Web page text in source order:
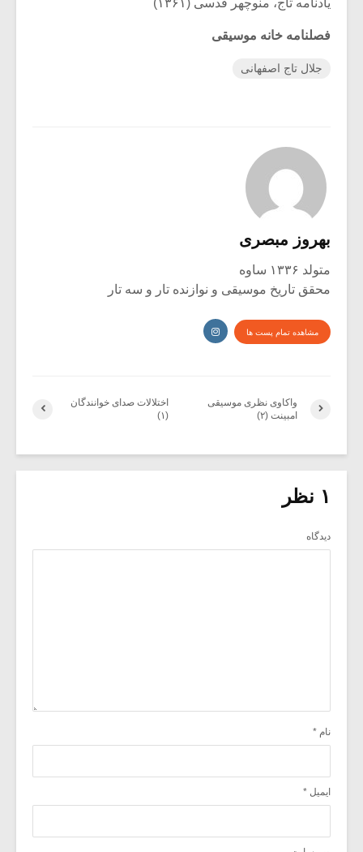
یادنامه تاج، منوچهر قدسی (۱۳۶۱)
فصلنامه خانه موسیقی
جلال تاج اصفهانی
بهروز مبصری
متولد ۱۳۳۶ ساوه
محقق تاریخ موسیقی و نوازنده تار و سه تار
مشاهده تمام پست ها
اختلالات صدای خوانندگان
(۱)
واکاوی نظری موسیقی
امبینت (۲)
۱ نظر
دیدگاه
نام *
ایمیل *